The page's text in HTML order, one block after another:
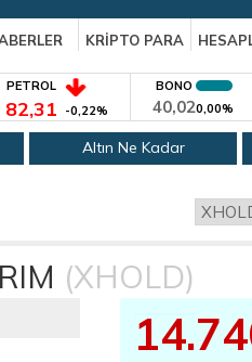
KRİPTO PARA
PETROL
82,31 -0,22%
BONO
40,020,00%
Altın Ne Kadar
(XHOLD)